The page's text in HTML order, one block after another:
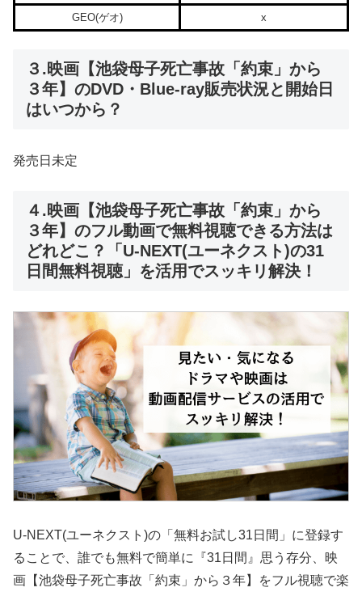
GEO(ゲオ) x
３.映画【池袋母子死亡事故「約束」から
３年】のDVD・Blue-ray販売状況と開始日
はいつから？
発売日未定
４.映画【池袋母子死亡事故「約束」から
３年】のフル動画で無料視聴できる方法は
どれどこ？「U-NEXT(ユーネクスト)の31
日間無料視聴」を活用でスッキリ解決！
U-NEXT(ユーネクスト)の「無料お試し31日間」に登録す
ることで、誰でも無料で簡単に『31日間』思う存分、映
画【池袋母子死亡事故「約束」から３年】をフル視聴で楽